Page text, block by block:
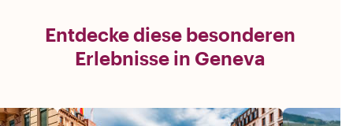
Entdecke diese besonderen
Erlebnisse in Geneva